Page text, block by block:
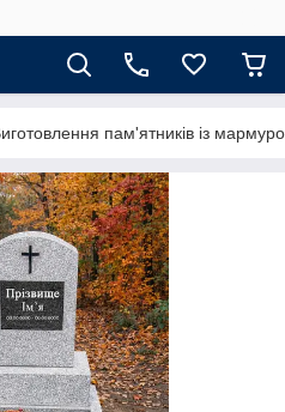
пам'ятників із